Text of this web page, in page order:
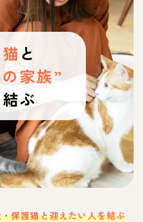
と
家族”
ぶ
保護猫と迎えたい人を結ぶ